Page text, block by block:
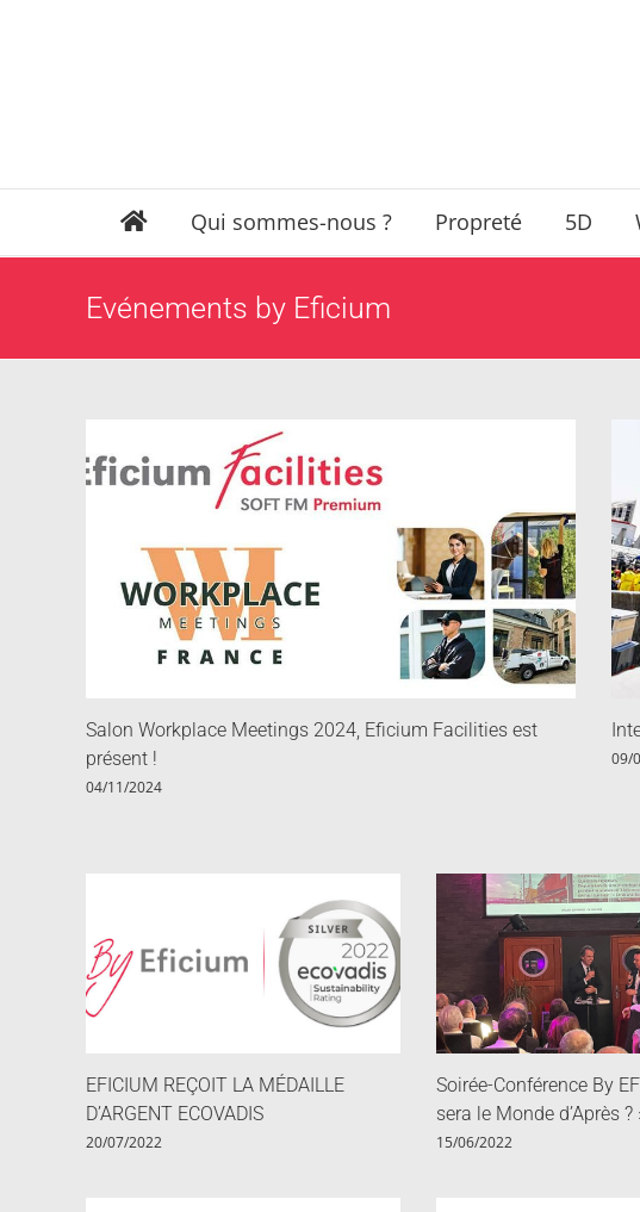
Qui sommes-nous ? Propreté 5D
Evénements by Eficium
Salon Workplace Meetings 2024, Eficium Facilities est
présent !
04/11/2024
09/
EFICIUM REÇOIT LA MÉDAILLE
D’ARGENT ECOVADIS
20/07/2022
Soirée-Conférence By
sera le Monde d’Après ?
15/06/2022